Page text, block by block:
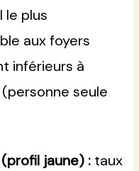
le plus
aux foyers
inférieurs à
seule
jaune) : taux